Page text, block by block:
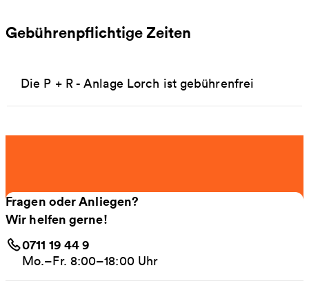
Gebührenpflichtige Zeiten
Die P + R - Anlage Lorch ist gebührenfrei
Fragen oder Anliegen?
Wir helfen gerne!
0711 19 44 9
Mo.–Fr. 8:00–18:00 Uhr